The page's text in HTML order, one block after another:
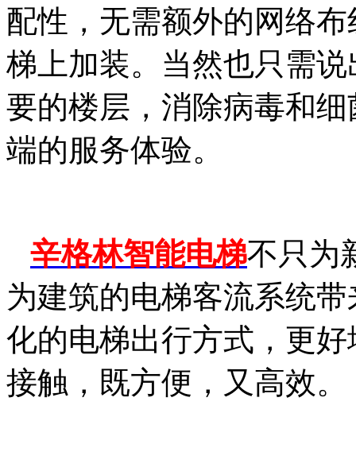
配性，无需额外的网络
梯上加装。当然也只需
要的楼层，消除病毒和
端的服务体验。
辛格林智能电梯不只为
为建筑的电梯客流系统
化的电梯出行方式， 更好
接触，既方便，又高效。